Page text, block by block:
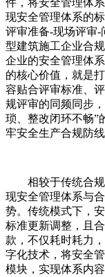
件，将安全管理体
现安全管理体系的
评审准备-现场评审-
型建筑施工企业合
企业的安全管理体
的核心价值，就是
容贴合评审标准、
规评审的同频同步
琐、整改闭环不畅”
牢安全生产合规防线
相较于传统合
现安全管理体系与
势。传统模式下，
标准更新调整，且
款，不仅耗时耗力
字化技术，将安全
模块，实现体系内